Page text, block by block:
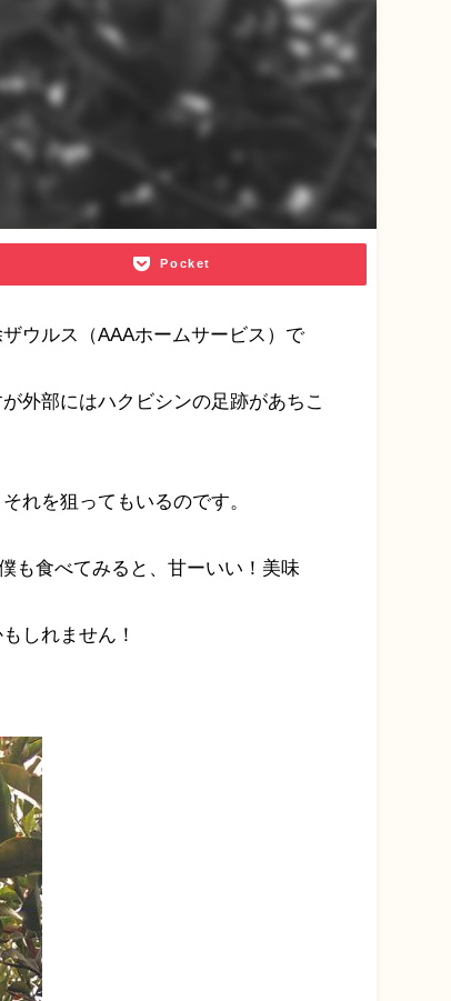
Pocket
ウルス（AAAホームサービス）で
外部にはハクビシンの足跡があちこ
れを狙ってもいるのです。
も食べてみると、甘ーいい！美味
しれません！